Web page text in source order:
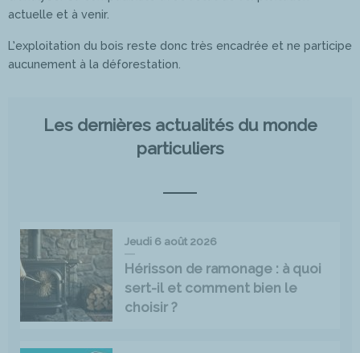
actuelle et à venir.
L’exploitation du bois reste donc très encadrée et ne participe
aucunement à la déforestation.
Les dernières actualités du monde
particuliers
Jeudi 6 août 2026
Hérisson de ramonage : à quoi
sert-il et comment bien le
choisir ?